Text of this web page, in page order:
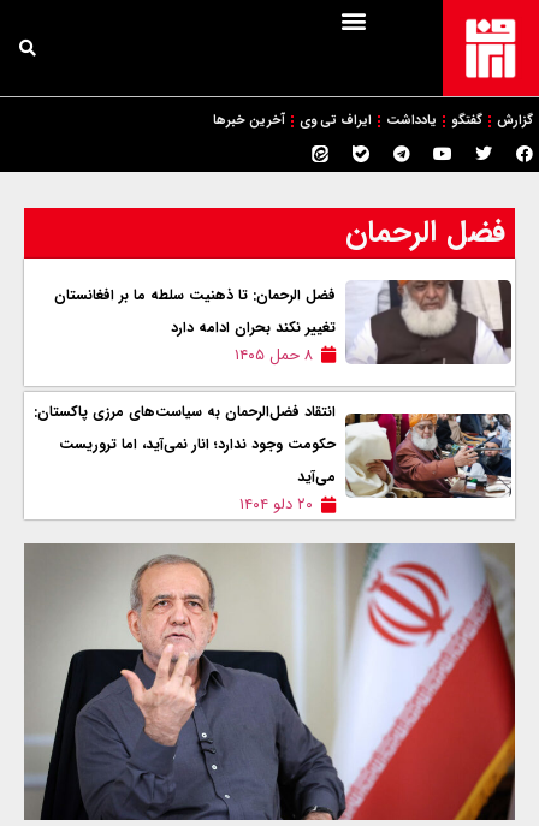
گزارش گفتگو یادداشت ایراف تی وی آخرین خبرها
فضل الرحمان
فضل الرحمان: تا ذهنیت سلطه ما بر افغانستان
تغییر نکند بحران ادامه دارد
۸ حمل ۱۴۰۵
انتقاد فضل‌الرحمان به سیاست‌های مرزی پاکستان:
حکومت وجود ندارد؛ انار نمی‌آید، اما تروریست
می‌آید
۲۰ دلو ۱۴۰۴